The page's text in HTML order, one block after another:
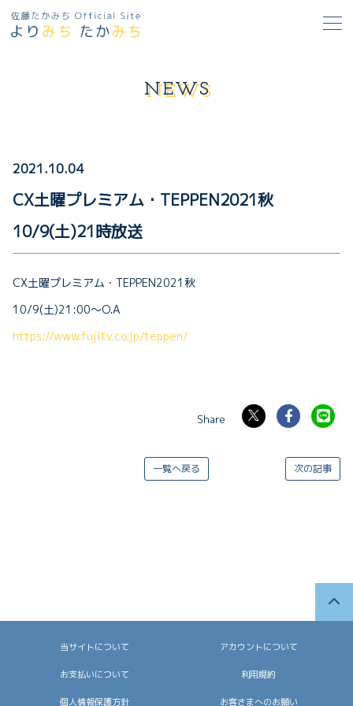
NEWS
2021.10.04
CX土曜プレミアム・TEPPEN2021秋
10/9(土)21時放送
CX土曜プレミアム・TEPPEN2021秋
10/9(土)21:00〜O.A
https://www.fujitv.co.jp/teppen/
一覧へ戻る 次の記事
当サイトについて アカウントについて
お支払いについて 利用規約
個人情報保護方針 お客さまへのお願い